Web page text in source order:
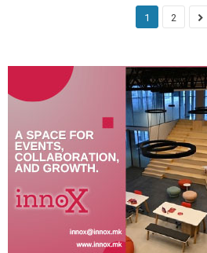
1 2